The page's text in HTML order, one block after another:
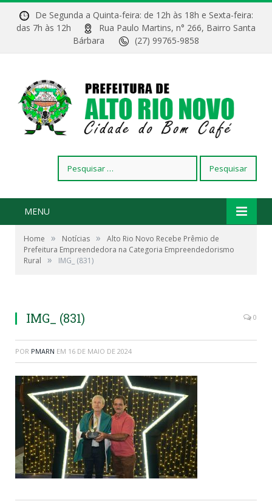
De Segunda a Quinta-feira: de 12h às 18h e Sexta-feira:
das 7h às 12h
Rua Paulo Martins, n° 266, Bairro Santa
Bárbara
(27) 99765-9858
por:
MENU
Home » Notícias »
Alto Rio Novo Recebe Prêmio de
Prefeitura Empreendedora na Categoria Empreendedorismo
Rural
» IMG_ (831)
IMG_ (831) 0
POR PMARN EM 16 DE MAIO DE 2024